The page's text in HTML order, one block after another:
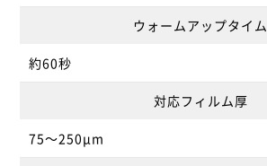
ウォームアップタイム
約60秒
対応フィルム厚
75～250μm